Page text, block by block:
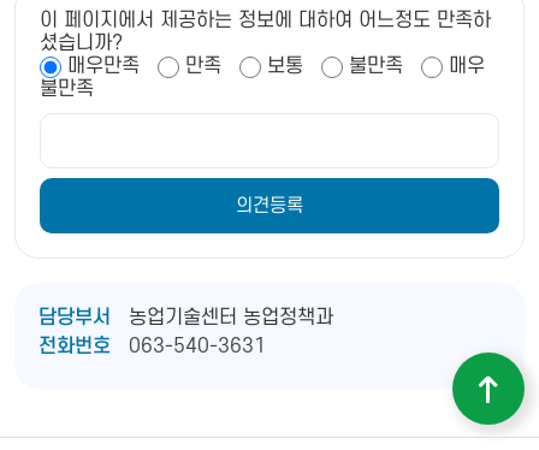
이 페이지에서 제공하는 정보에 대하여 어느정도 만족하
셨습니까?
매우만족
만족 보통 불만족
매우
불만족
담당부서
농업기술센터 농업정책과
전화번호
063-540-3631